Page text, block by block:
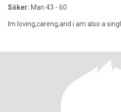
Söker: Man 43 - 60
Im loving,careng,and i am also a